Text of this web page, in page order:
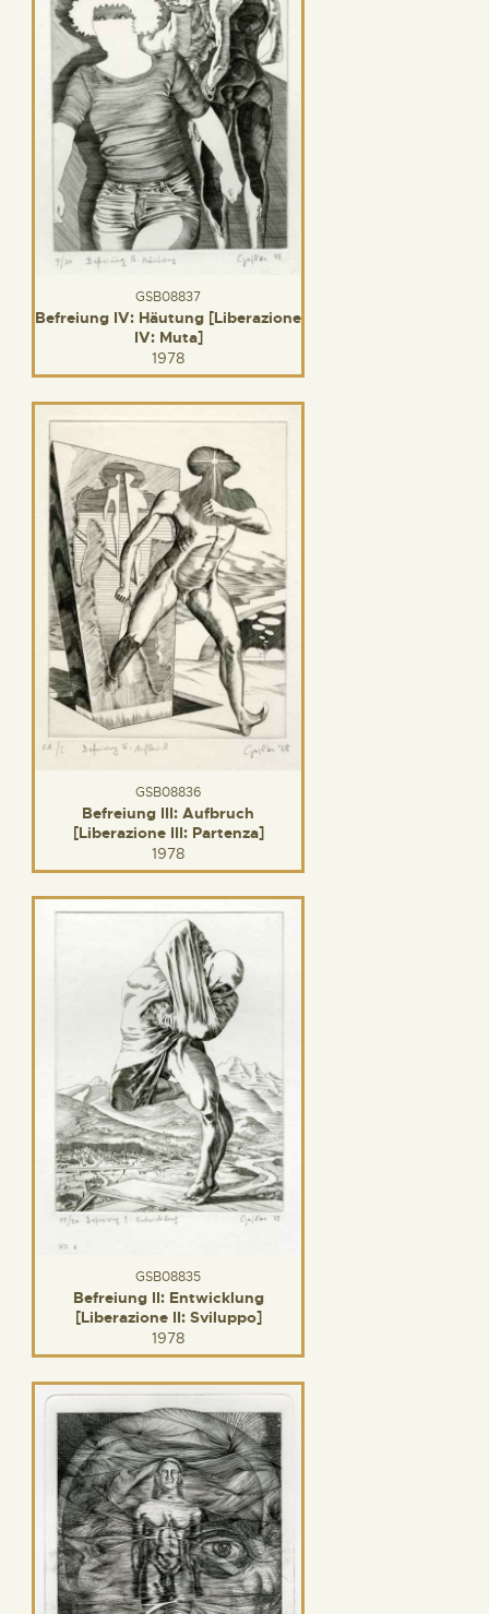
GSB08837
Befreiung IV: Häutung [Liberazione
IV: Muta]
1978
GSB08836
Befreiung III: Aufbruch
[Liberazione III: Partenza]
1978
GSB08835
Befreiung II: Entwicklung
[Liberazione II: Sviluppo]
1978